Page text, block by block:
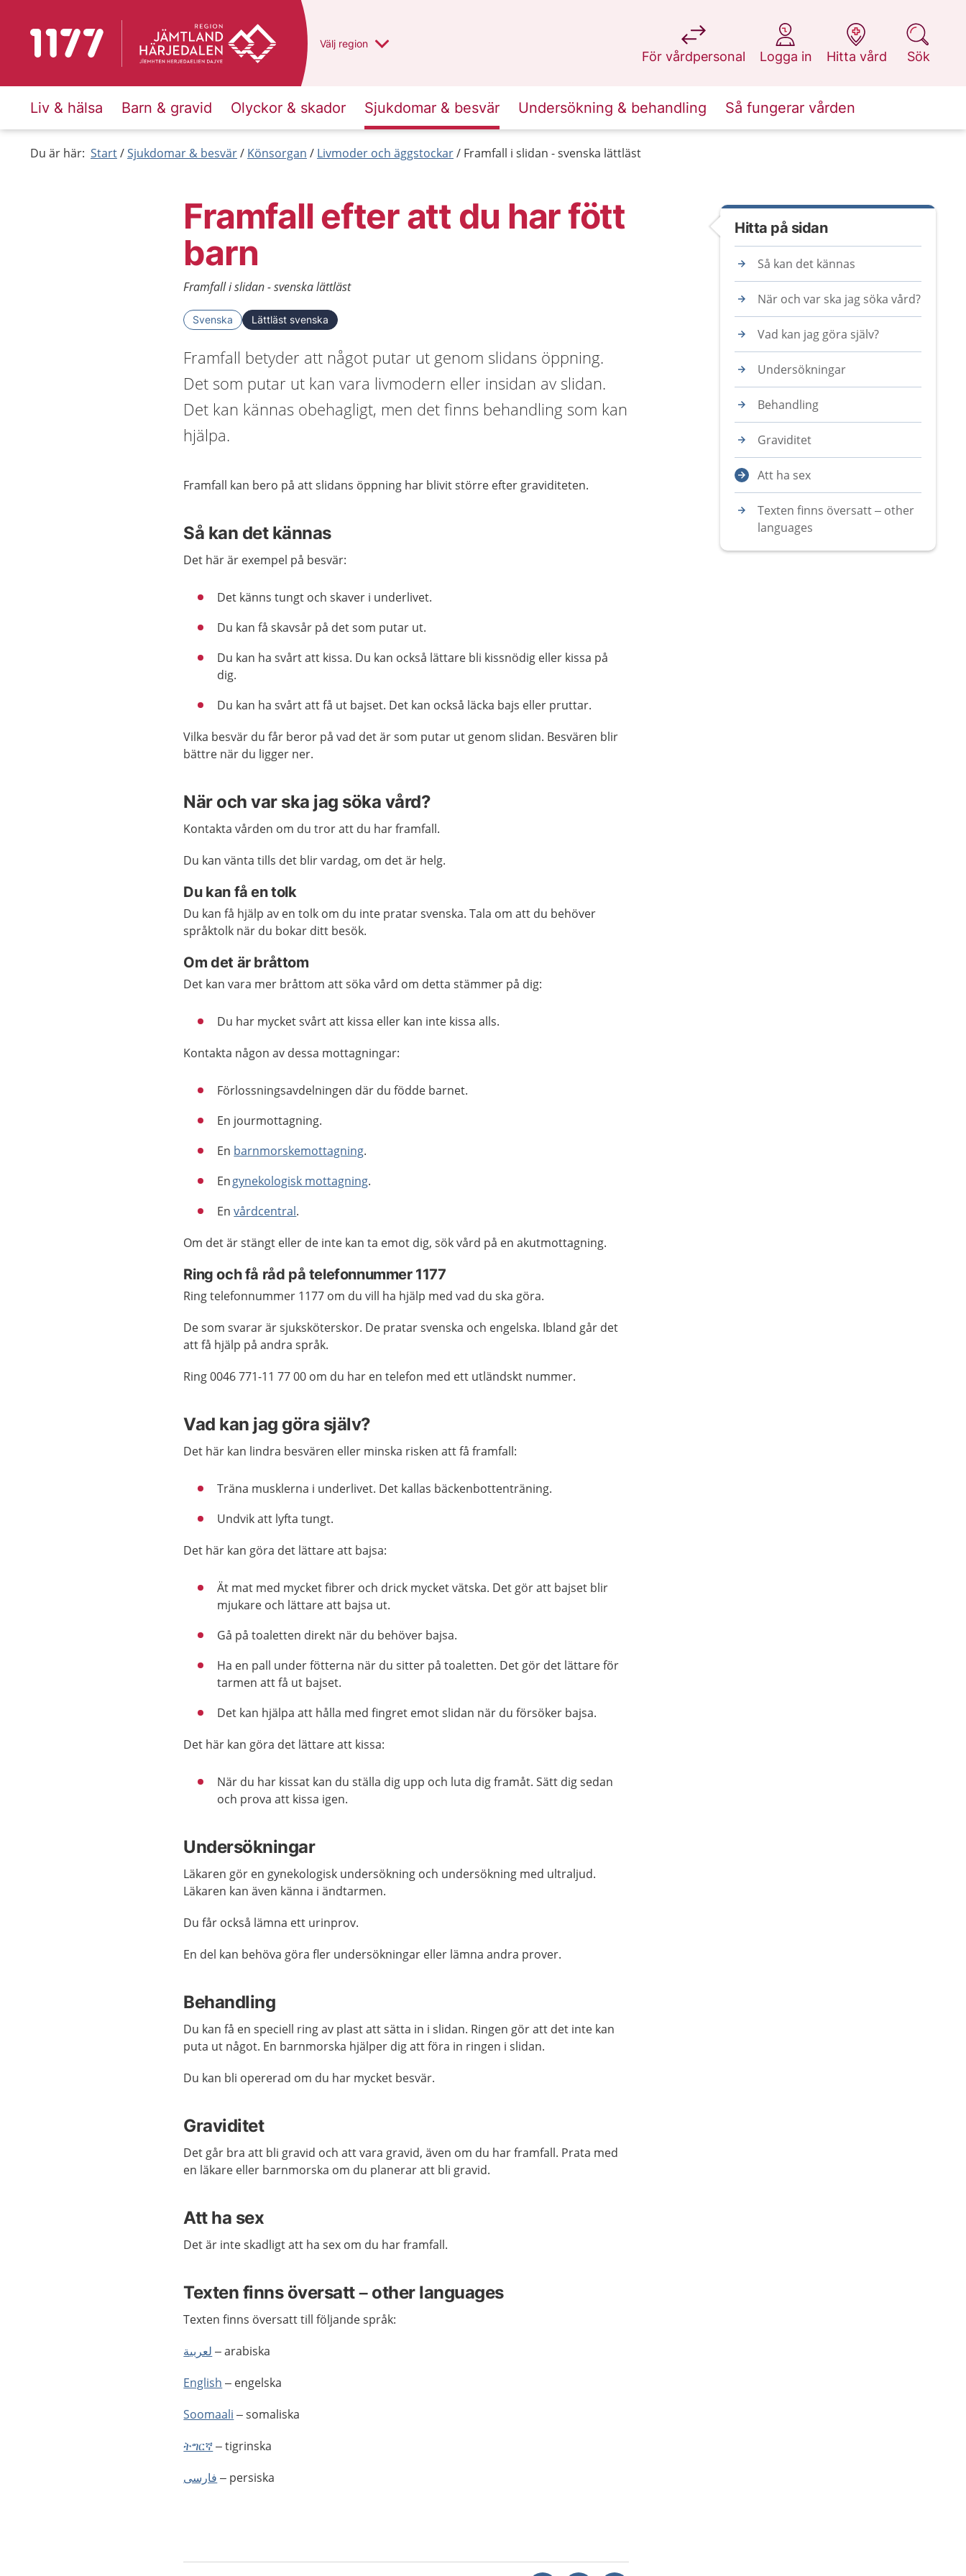
Till startsidan för 1177 Du har valt region
Välj en annan
region
För vårdpersonal
på 1177.se
Logga in
på 1177.se
Hitta vård
på 1177.se
Sök
på 1177.se
Liv & hälsa Barn & gravid Olyckor & skador Sjukdomar & besvär Undersökning & behandling Så fungerar vården
Du är här: Start Sjukdomar & besvär Könsorgan Livmoder och äggstockar Framfall i slidan - svenska lättläst
Framfall efter att du har fött
barn
Framfall i slidan - svenska lättläst
Svenska Lättläst svenska
Framfall betyder att något putar ut genom slidans öppning.
Det som putar ut kan vara livmodern eller insidan av slidan.
Det kan kännas obehagligt, men det finns behandling som kan
hjälpa.
Framfall kan bero på attslidans öppning har blivit större efter graviditeten.
Så kan det kännas
Det här är exempel på besvär:
Det känns tungt och skaver i underlivet.
Du kan få skavsår på det som putar ut.
Du kan ha svårt att kissa. Du kan också lättare bli kissnödig eller kissa på
dig.
Du kan ha svårt att få ut bajset. Det kan också läcka bajs eller pruttar.
Vilka besvär du får beror på vad det är som putar ut genom slidan. Besvären blir
bättre när du ligger ner.
När och var ska jag söka vård?
Kontakta vården om du tror att du har framfall.
Du kan vänta tills det blir vardag, om det är helg.
Du kan få en tolk
Du kan få hjälp av en tolk om du inte pratar svenska. Tala om att du behöver
språktolk när du bokar ditt besök.
Om det är bråttom
Det kan vara mer bråttom att söka vård om detta stämmer på dig:
Du har mycket svårt att kissa eller kan inte kissa alls.
Kontakta någon av dessa mottagningar:
Förlossningsavdelningen där du födde barnet.
En jourmottagning.
En barnmorskemottagning.
Engynekologisk mottagning.
Envårdcentral.
Om det är stängt eller de inte kan ta emot dig, sök vård på en akutmottagning.
Ring och få råd på telefonnummer 1177
Ring telefonnummer 1177 om du vill ha hjälp med vad du ska göra.
De som svarar är sjuksköterskor. De pratar svenska och engelska. Ibland går det
att få hjälp på andra språk.
Ring 0046 771-11 77 00 om du har en telefon med ett utländskt nummer.
Vad kan jag göra själv?
Det här kan lindra besvären eller minska risken att få framfall:
Träna musklerna i underlivet. Det kallas bäckenbottenträning.
Undvik att lyfta tungt.
Det här kan göra det lättare att bajsa:
Ät mat med mycket fibrer och drick mycket vätska. Det gör att bajset blir
mjukare och lättare att bajsa ut.
Gå på toaletten direkt när du behöver bajsa.
Ha en pall under fötterna när du sitter på toaletten. Det gör det lättare för
tarmen att få ut bajset.
Det kan hjälpa att hålla med fingret emot slidan när du försöker bajsa.
Det här kan göra det lättare att kissa:
När du har kissat kan du ställa dig upp och luta dig framåt. Sätt dig sedan
och prova att kissa igen.
Undersökningar
Läkaren gör en gynekologisk undersökning och undersökning med ultraljud.
Läkaren kan även känna i ändtarmen.
Du får också lämna ett urinprov.
En del kan behöva göra fler undersökningar eller lämna andra prover.
Behandling
Du kan få en speciell ring av plast att sätta in i slidan. Ringen gör att det inte kan
puta ut något. En barnmorska hjälper dig att föra in ringen i slidan.
Du kan bli opererad om du har mycket besvär.
Graviditet
Det går bra att bli gravid och att vara gravid, även om du har framfall. Prata med
en läkare eller barnmorska om du planerar att bli gravid.
Att ha sex
Det är inte skadligtatt hasex om du har framfall.
Texten finns översatt – other languages
Texten finns översatt till följande språk:
لعربية – arabiska
English – engelska
Soomaali – somaliska
ትግርኛ– tigrinska
فارسى – persiska
Hitta på sidan
Så kan det kännas
När och var ska jag söka vård?
Vad kan jag göra själv?
Undersökningar
Behandling
Graviditet
Att ha sex
Texten finns översatt – other
languages